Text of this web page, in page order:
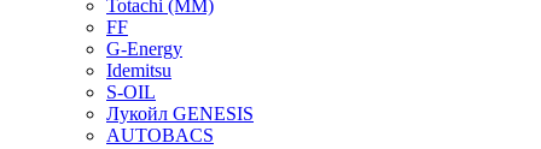
Totachi (MM)
FF
G-Energy
Idemitsu
S-OIL
Лукойл GENESIS
AUTOBACS